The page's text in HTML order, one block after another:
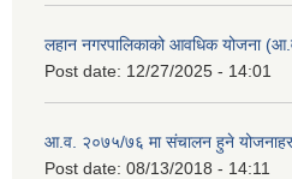
लहान नगरपालिकाको आवधिक योजना
Post date: 12/27/2025 - 14:01
आ.व. २०७५/७६ मा संचालन हुने
Post date: 08/13/2018 - 14:11